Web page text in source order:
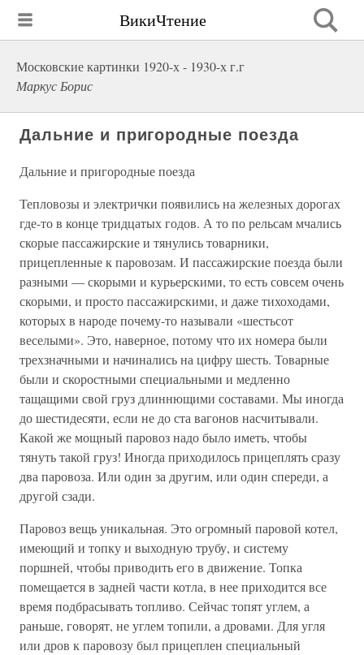
ВикиЧтение
Московские картинки 1920-х - 1930-х г.г
Маркус Борис
Дальние и пригородные поезда
Дальние и пригородные поезда
Тепловозы и электрички появились на железных дорогах
где-то в конце тридцатых годов. А то по рельсам мчались
скорые пассажирские и тянулись товарники,
прицепленные к паровозам. И пассажирские поезда были
разными — скорыми и курьерскими, то есть совсем очень
скорыми, и просто пассажирскими, и даже тихоходами,
которых в народе почему-то называли «шестьсот
веселыми». Это, наверное, потому что их номера были
трехзначными и начинались на цифру шесть. Товарные
были и скоростными специальными и медленно
тащащими свой груз длиннющими составами. Мы иногда
до шестидесяти, если не до ста вагонов насчитывали.
Какой же мощный паровоз надо было иметь, чтобы
тянуть такой груз! Иногда приходилось прицеплять сразу
два паровоза. Или один за другим, или один спереди, а
другой сзади.
Паровоз вещь уникальная. Это огромный паровой котел,
имеющий и топку и выходную трубу, и систему
поршней, чтобы приводить его в движение. Топка
помещается в задней части котла, в нее приходится все
время подбрасывать топливо. Сейчас топят углем, а
раньше, говорят, не углем топили, а дровами. Для угля
или дров к паровозу был прицеплен специальный